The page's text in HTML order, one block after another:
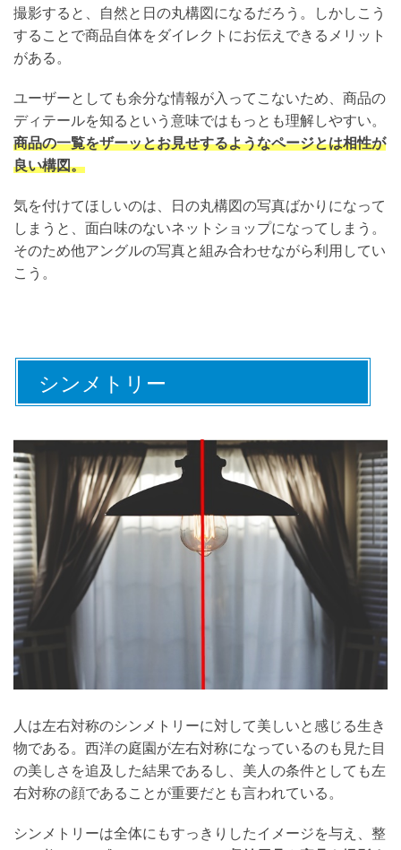
撮影すると、自然と日の丸構図になるだろう。しかしこう
することで商品自体をダイレクトにお伝えできるメリット
がある。
ユーザーとしても余分な情報が入ってこないため、商品の
ディテールを知るという意味ではもっとも理解しやすい。
商品の一覧をザーッとお見せするようなページとは相性が
良い構図。
気を付けてほしいのは、日の丸構図の写真ばかりになって
しまうと、面白味のないネットショップになってしまう。
そのため他アングルの写真と組み合わせながら利用してい
こう。
シンメトリー
人は左右対称のシンメトリーに対して美しいと感じる生き
物である。西洋の庭園が左右対称になっているのも見た目
の美しさを追及した結果であるし、美人の条件としても左
右対称の顔であることが重要だとも言われている。
シンメトリーは全体にもすっきりしたイメージを与え、整